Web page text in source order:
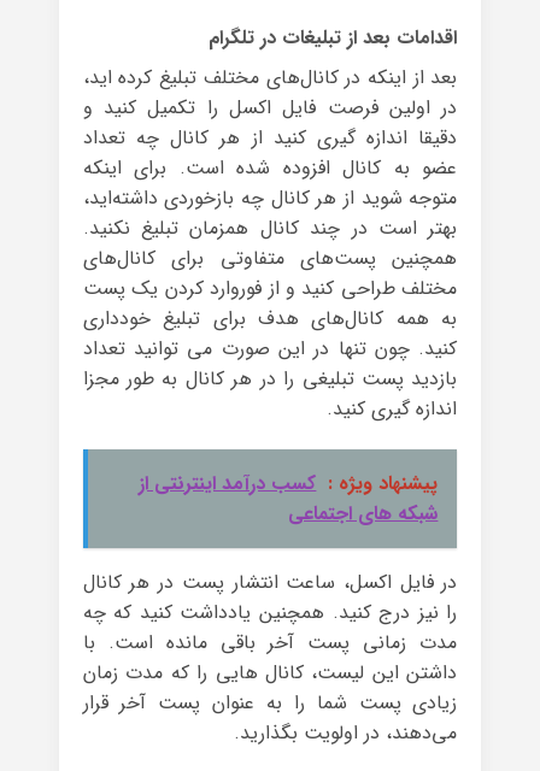
اقدامات بعد از تبلیغات در تلگرام
بعد از اینکه در کانال‌های مختلف تبلیغ کرده اید،
در اولین فرصت فایل اکسل را تکمیل کنید و
دقیقا اندازه گیری کنید از هر کانال چه تعداد
عضو به کانال افزوده شده است. برای اینکه
متوجه شوید از هر کانال چه بازخوردی داشته‌اید،
بهتر است در چند کانال همزمان تبلیغ نکنید.
همچنین پست‌های متفاوتی برای کانال‌های
مختلف طراحی کنید و از فوروارد کردن یک پست
به همه کانال‌های هدف برای تبلیغ خودداری
کنید. چون تنها در این صورت می توانید تعداد
بازدید پست تبلیغی را در هر کانال به طور مجزا
اندازه گیری کنید.
پیشنهاد ویژه : کسب درآمد اینترنتی از
شبکه های اجتماعی
در فایل اکسل، ساعت انتشار پست در هر کانال
را نیز درج کنید. همچنین یادداشت کنید که چه
مدت زمانی پست آخر باقی مانده است. با
داشتن این لیست، کانال هایی را که مدت زمان
زیادی پست شما را به عنوان پست آخر قرار
می‌دهند، در اولویت بگذارید.